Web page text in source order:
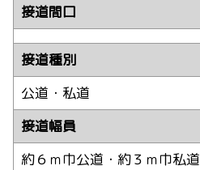
接道間口
接道種別
公道・私道
接道幅員
約６ｍ巾公道・約３ｍ巾私道